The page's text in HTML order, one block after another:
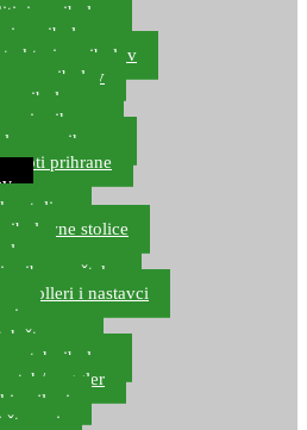
za ribolov
za ribolov
za ribolov
za ribolov
ribolov
i prihranu
prihranu
prihrane
stolice
ribolovne stolice
pribor za šteku
rolleri i nastavci
štapove
ribolov
waggler
najloni
štapovi